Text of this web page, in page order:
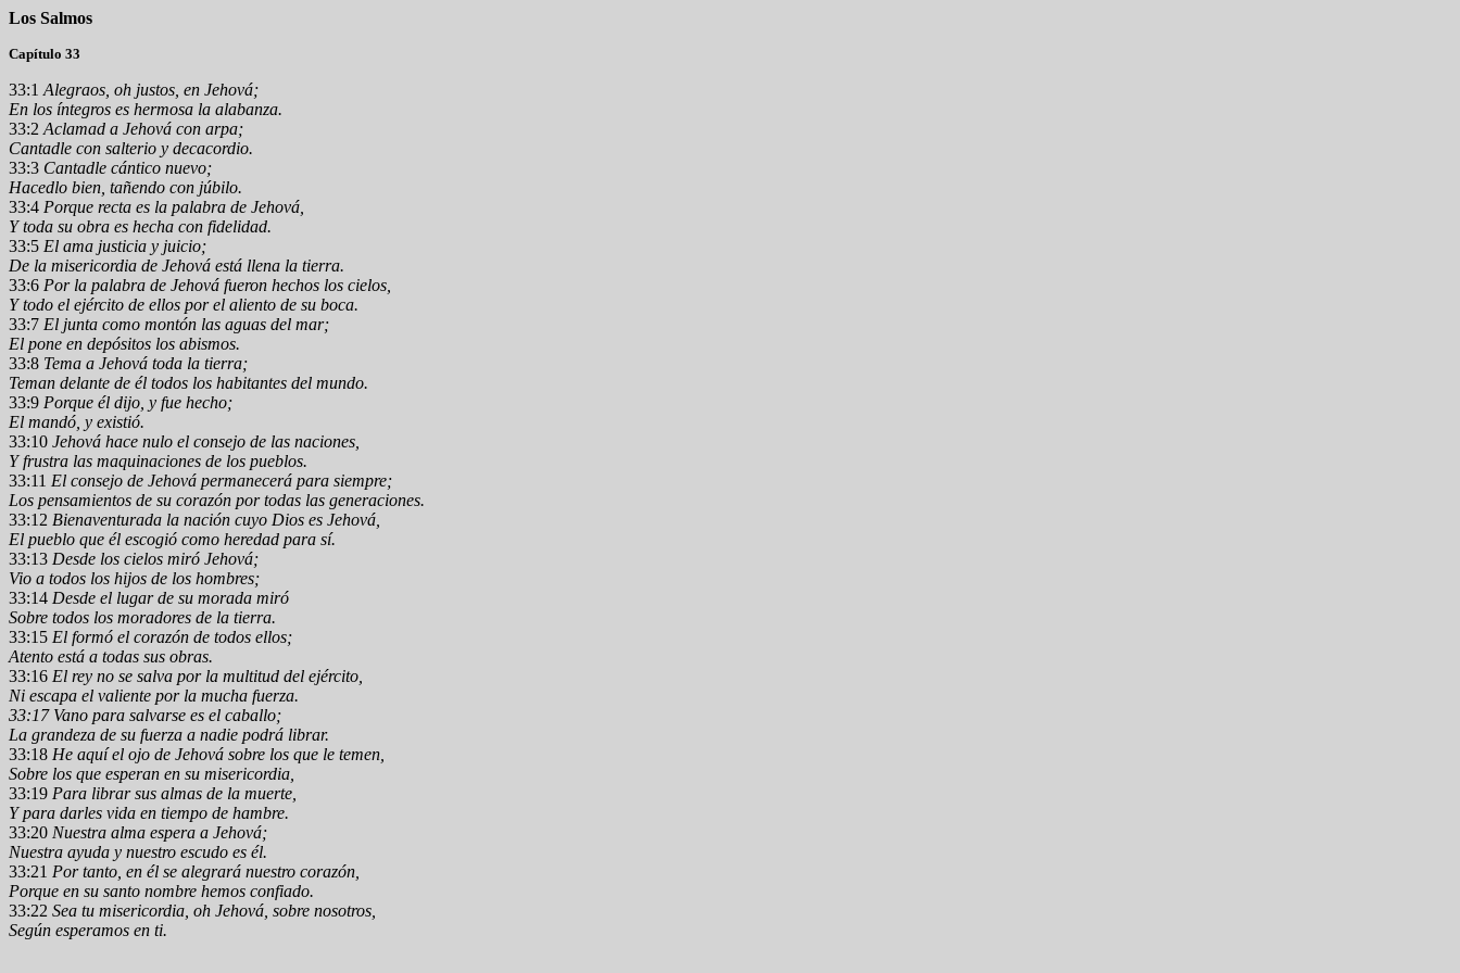
Los Salmos
Capítulo 33
33:1 Alegraos, oh justos, en Jehová;
En los íntegros es hermosa la alabanza.
33:2 Aclamad a Jehová con arpa;
Cantadle con salterio y decacordio.
33:3 Cantadle cántico nuevo;
Hacedlo bien, tañendo con júbilo.
33:4 Porque recta es la palabra de Jehová,
Y toda su obra es hecha con fidelidad.
33:5 El ama justicia y juicio;
De la misericordia de Jehová está llena la tierra.
33:6 Por la palabra de Jehová fueron hechos los cielos,
Y todo el ejército de ellos por el aliento de su boca.
33:7 El junta como montón las aguas del mar;
El pone en depósitos los abismos.
33:8 Tema a Jehová toda la tierra;
Teman delante de él todos los habitantes del mundo.
33:9 Porque él dijo, y fue hecho;
El mandó, y existió.
33:10 Jehová hace nulo el consejo de las naciones,
Y frustra las maquinaciones de los pueblos.
33:11 El consejo de Jehová permanecerá para siempre;
Los pensamientos de su corazón por todas las generaciones.
33:12 Bienaventurada la nación cuyo Dios es Jehová,
El pueblo que él escogió como heredad para sí.
33:13 Desde los cielos miró Jehová;
Vio a todos los hijos de los hombres;
33:14 Desde el lugar de su morada miró
Sobre todos los moradores de la tierra.
33:15 El formó el corazón de todos ellos;
Atento está a todas sus obras.
33:16 El rey no se salva por la multitud del ejército,
Ni escapa el valiente por la mucha fuerza.
33:17 Vano para salvarse es el caballo;
La grandeza de su fuerza a nadie podrá librar.
33:18 He aquí el ojo de Jehová sobre los que le temen,
Sobre los que esperan en su misericordia,
33:19 Para librar sus almas de la muerte,
Y para darles vida en tiempo de hambre.
33:20 Nuestra alma espera a Jehová;
Nuestra ayuda y nuestro escudo es él.
33:21 Por tanto, en él se alegrará nuestro corazón,
Porque en su santo nombre hemos confiado.
33:22 Sea tu misericordia, oh Jehová, sobre nosotros,
Según esperamos en ti.